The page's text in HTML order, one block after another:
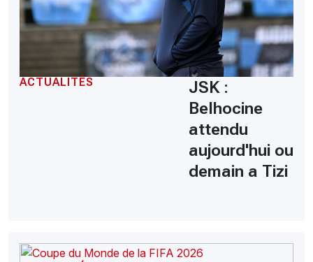
ACTUALITÉS
JSK :
Belhocine
attendu
aujourd'hui ou
demain a Tizi